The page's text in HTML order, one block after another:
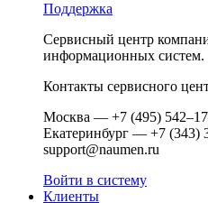
Поддержка
Сервисный центр
информационных систем.
Контакты сервисного
Москва — +7 (495)
Екатеринбург — +7 (343)
support@naumen.ru
Войти в систему
Клиенты